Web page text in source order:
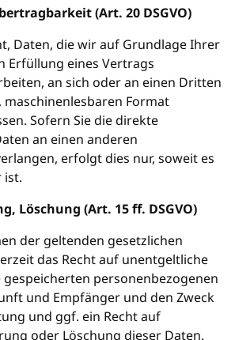
(Art. 20 DSGVO)
Daten, die wir auf Grundlage Ihrer
Erfüllung eines Vertrags
an sich oder an einen Dritten
Format
Sofern Sie die direkte
an einen anderen
erfolgt dies nur, soweit es
ist.
Löschung (Art. 15 ff. DSGVO)
der geltenden gesetzlichen
das Recht auf unentgeltliche
personenbezogenen
und Empfänger und den Zweck
und ggf. ein Recht auf
oder Löschung dieser Daten.